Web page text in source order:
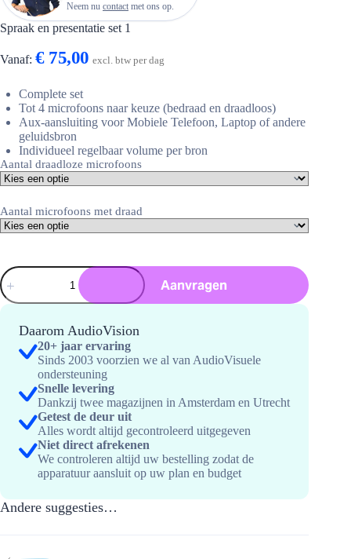
Neem nu contact met ons op.
Spraak en presentatie set 1
Vanaf: €75,00 excl. btw per dag
Complete set
Tot 4 microfoons naar keuze (bedraad en draadloos)
Aux-aansluiting voor Mobiele Telefoon, Laptop of andere
geluidsbron
Individueel regelbaar volume per bron
Aantal draadloze microfoons
Aantal microfoons met draad
Spraak
en
presentatie
set
hoeveelheid
Aanvragen
Daarom AudioVision
20+ jaar ervaring
Sinds 2003 voorzien we al van AudioVisuele
ondersteuning
Snelle levering
Dankzij twee magazijnen in Amsterdam en Utrecht
Getest de deur uit
Alles wordt altijd gecontroleerd uitgegeven
Niet direct afrekenen
We controleren altijd uw bestelling zodat de
apparatuur aansluit op uw plan en budget
Andere suggesties…